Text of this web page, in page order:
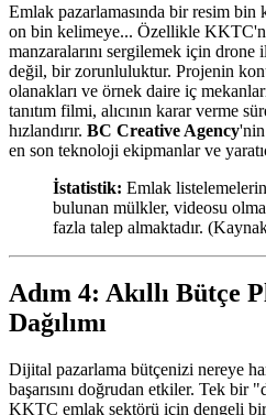
Emlak pazarlamasında bir resim
on bin kelimeye... Özellikle
manzaralarını sergilemek için
değil, bir zorunluluktur. Projenin
olanakları ve örnek daire iç
tanıtım filmi, alıcının karar verme
hızlandırır. BC Creative Agency
en son teknoloji ekipmanlar ve
İstatistik: Emlak
bulunan mülkler, videosu
fazla talep almaktadır.
Adım 4: Akıllı Bütçe
Dağılımı
Dijital pazarlama bütçenizi nereye
başarısını doğrudan etkiler. Tek bir
KKTC emlak sektörü için dengeli bir